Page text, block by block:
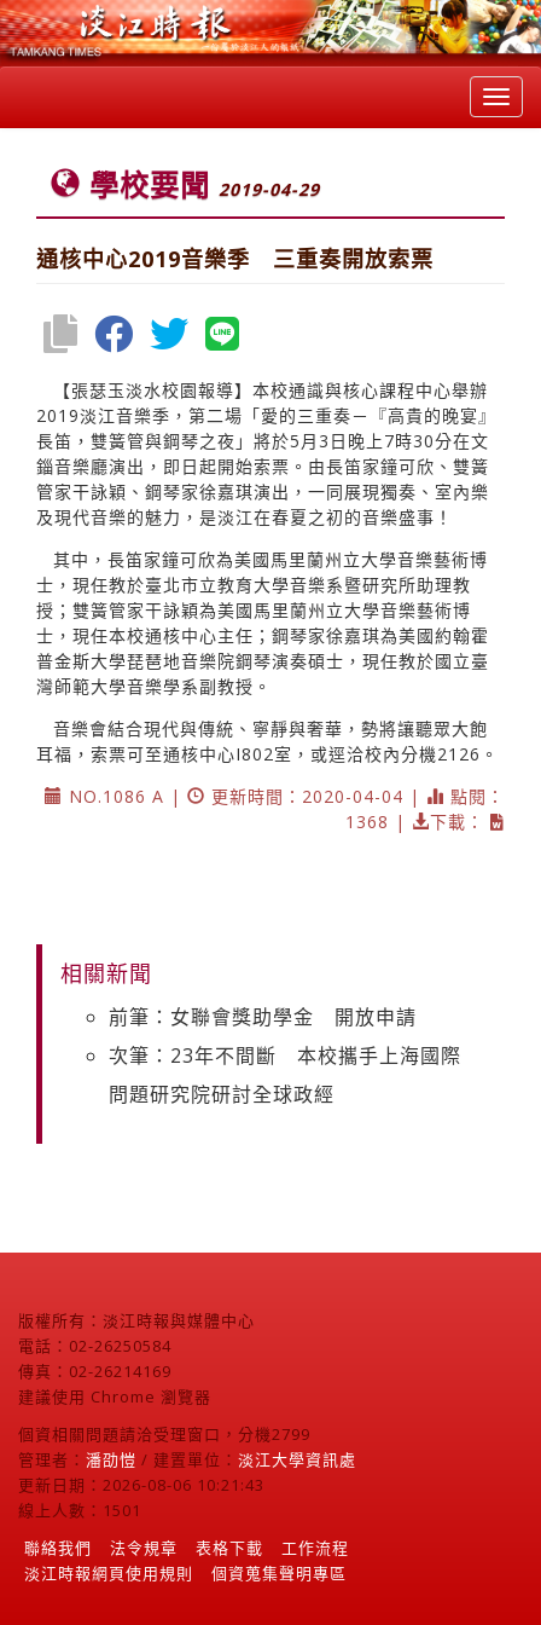
學校要聞 2019-04-29
通核中心2019音樂季 三重奏開放索票
【張瑟玉淡水校園報導】本校通識與核心課程中心舉辦
2019淡江音樂季，第二場「愛的三重奏－『高貴的晚宴』
長笛，雙簧管與鋼琴之夜」將於5月3日晚上7時30分在文
錙音樂廳演出，即日起開始索票。由長笛家鐘可欣、雙簧
管家干詠穎、鋼琴家徐嘉琪演出，一同展現獨奏、室內樂
及現代音樂的魅力，是淡江在春夏之初的音樂盛事！
其中，長笛家鐘可欣為美國馬里蘭州立大學音樂藝術博
士，現任教於臺北市立教育大學音樂系暨研究所助理教
授；雙簧管家干詠穎為美國馬里蘭州立大學音樂藝術博
士，現任本校通核中心主任；鋼琴家徐嘉琪為美國約翰霍
普金斯大學琵琶地音樂院鋼琴演奏碩士，現任教於國立臺
灣師範大學音樂學系副教授。
音樂會結合現代與傳統、寧靜與奢華，勢將讓聽眾大飽
耳福，索票可至通核中心I802室，或逕洽校內分機2126。
NO.1086 A |
更新時間：2020-04-04 |
點閱：
1368 |
下載：
相關新聞
前筆：女聯會獎助學金 開放申請
次筆：23年不間斷 本校攜手上海國際
問題研究院研討全球政經
版權所有：淡江時報與媒體中心
電話：02-26250584
傳真：02-26214169
建議使用 Chrome 瀏覽器
個資相關問題請洽受理窗口，分機2799
管理者： 潘劭愷 / 建置單位： 淡江大學資訊處
更新日期：2026-08-06 10:21:43
線上人數：1501
聯絡我們
法令規章 表格下載
工作流程
淡江時報網頁使用規則
個資蒐集聲明專區